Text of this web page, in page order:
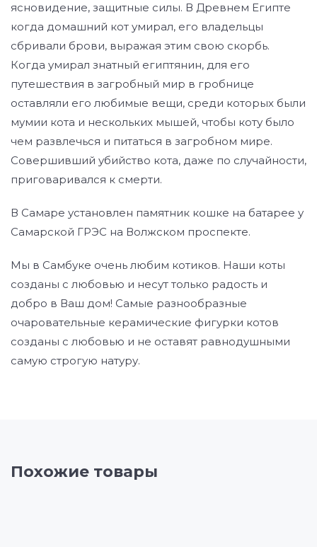
ясновидение, защитные силы. В Древнем Египте
когда домашний кот умирал, его владельцы
сбривали брови, выражая этим свою скорбь.
Когда умирал знатный египтянин, для его
путешествия в загробный мир в гробнице
оставляли его любимые вещи, среди которых были
мумии кота и нескольких мышей, чтобы коту было
чем развлечься и питаться в загробном мире.
Совершивший убийство кота, даже по случайности,
приговаривался к смерти.
В Самаре установлен памятник кошке на батарее у
Самарской ГРЭС на Волжском проспекте.
Мы в Самбуке очень любим котиков. Наши коты
созданы с любовью и несут только радость и
добро в Ваш дом! Самые разнообразные
очаровательные керамические фигурки котов
созданы с любовью и не оставят равнодушными
самую строгую натуру.
Похожие товары